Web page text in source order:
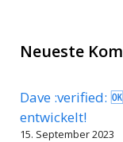
Neueste
Dave :verified:
entwickelt!
15. September 2023